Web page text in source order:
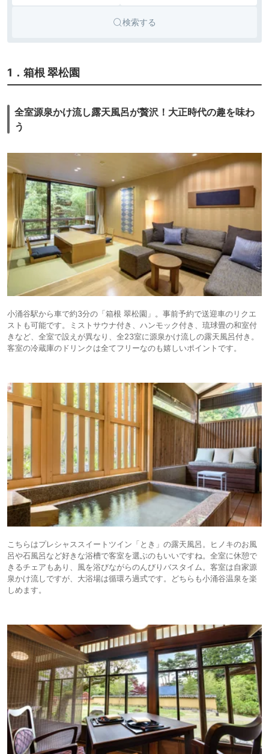
検索する
1．箱根 翠松園
全室源泉かけ流し露天風呂が贅沢！大正時代の趣を味わ
う
小涌谷駅から車で約3分の「箱根 翠松園」。事前予約で送迎車のリクエ
ストも可能です。ミストサウナ付き、ハンモック付き、琉球畳の和室付
きなど、全室で設えが異なり、全23室に源泉かけ流しの露天風呂付き。
客室の冷蔵庫のドリンクは全てフリーなのも嬉しいポイントです。
こちらはプレシャススイートツイン「とき」の露天風呂。ヒノキのお風
呂や石風呂など好きな浴槽で客室を選ぶのもいいですね。全室に休憩で
きるチェアもあり、風を浴びながらのんびりバスタイム。客室は自家源
泉かけ流しですが、大浴場は循環ろ過式です。どちらも小涌谷温泉を楽
しめます。